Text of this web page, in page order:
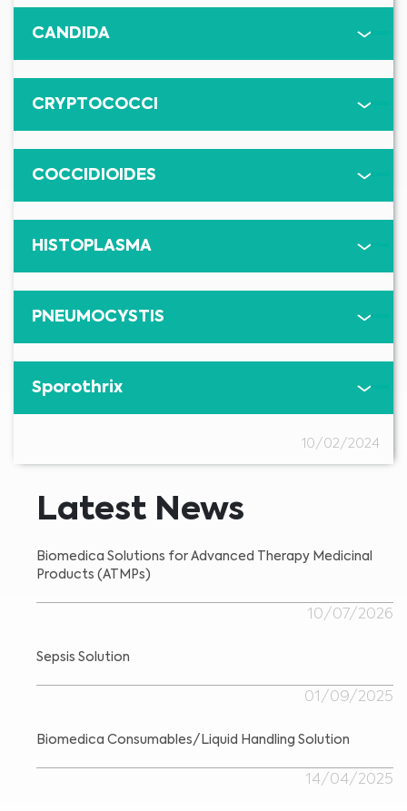
na těchto webových stránkách, mají informativní charakter a někdy jsou
nesrovnalosti, které mohou tyto stránky nebo odkazovaný obsah obsahovat.
Jsem zdravotnický odborník
CANDIDA
CRYPTOCOCCI
COCCIDIOIDES
HISTOPLASMA
PNEUMOCYSTIS
Sporothrix
10/02/2024
Latest News
Biomedica Solutions for Advanced Therapy Medicinal
Products (ATMPs)
10/07/2026
Sepsis Solution
01/09/2025
Biomedica Consumables/Liquid Handling Solution
14/04/2025